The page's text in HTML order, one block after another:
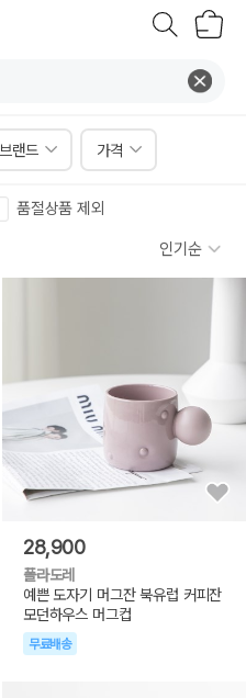
브랜드 가격
품절상품 제외
인기순
28,900
폴라도레
예쁜 도자기 머그잔 북유럽 커피잔
모던하우스 머그컵
무료배송